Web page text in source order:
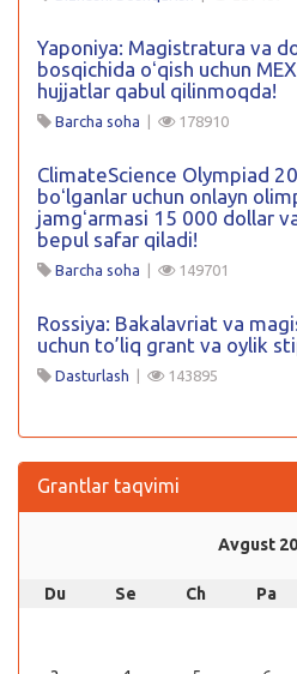
Yaponiya: Magistratura va
bosqichida oʻqish uchun
hujjatlar qabul qilinmoqda!
Barcha soha | 178910
ClimateScience Olympiad
boʻlganlar uchun onlayn
jamgʻarmasi 15 000 dollar
bepul safar qiladi!
Barcha soha | 149701
Rossiya: Bakalavriat va
uchun to’liq grant va oylik
Dasturlash | 143895
Grantlar taqvimi
Avgust
Du Se Ch Pa